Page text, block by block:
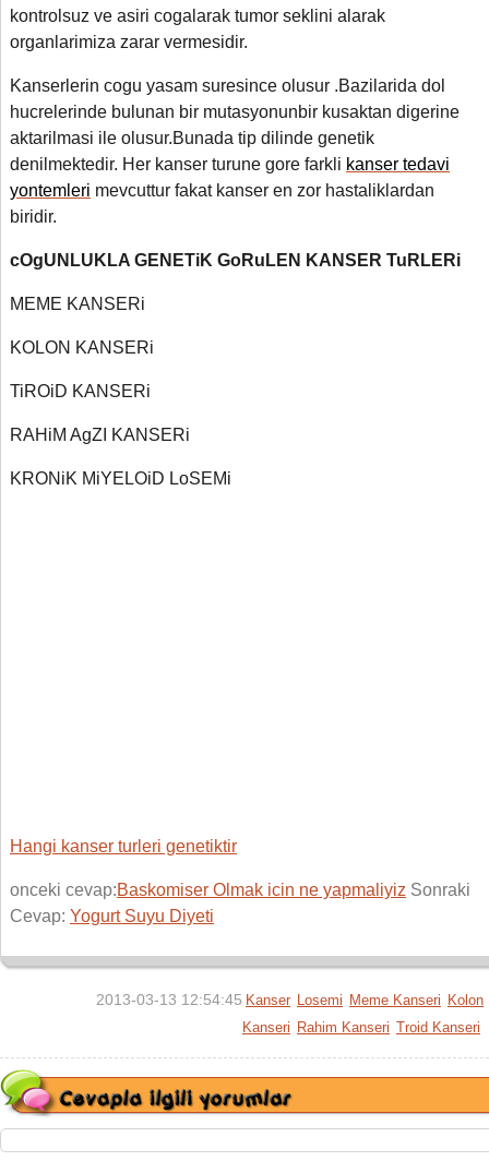
kontrolsuz ve asiri cogalarak tumor seklini alarak
organlarimiza zarar vermesidir.
Kanserlerin cogu yasam suresince olusur .Bazilarida dol
hucrelerinde bulunan bir mutasyonunbir kusaktan digerine
aktarilmasi ile olusur.Bunada tip dilinde genetik
denilmektedir. Her kanser turune gore farkli kanser tedavi
yontemleri mevcuttur fakat kanser en zor hastaliklardan
biridir.
cOgUNLUKLA GENETiK GoRuLEN KANSER TuRLERi
MEME KANSERi
KOLON KANSERi
TiROiD KANSERi
RAHiM AgZI KANSERi
KRONiK MiYELOiD LoSEMi
Hangi kanser turleri genetiktir
onceki cevap:Baskomiser Olmak icin ne yapmaliyiz Sonraki
Cevap: Yogurt Suyu Diyeti
2013-03-13 12:54:45 Kanser Losemi Meme Kanseri Kolon
Kanseri Rahim Kanseri Troid Kanseri